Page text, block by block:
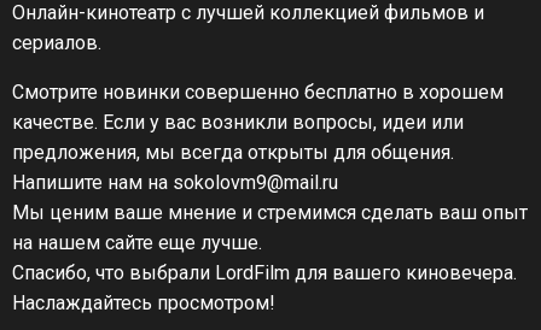
Онлайн-кинотеатр с лучшей коллекцией фильмов и
сериалов.
Смотрите новинки совершенно бесплатно в хорошем
качестве. Если у вас возникли вопросы, идеи или
предложения, мы всегда открыты для общения.
Напишите нам на sokolovm9@mail.ru
Мы ценим ваше мнение и стремимся сделать ваш опыт
на нашем сайте еще лучше.
Спасибо, что выбрали LordFilm для вашего киновечера.
Наслаждайтесь просмотром!